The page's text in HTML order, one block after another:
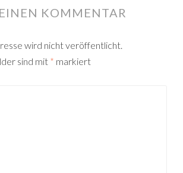
KOMMENTAR
wird nicht veröffentlicht.
sind mit * markiert